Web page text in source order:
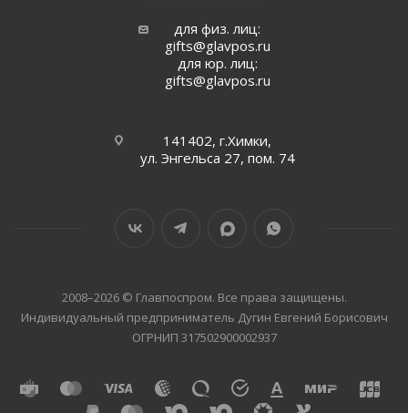
для физ. лиц:
gifts@glavpos.ru
для юр. лиц:
gifts@glavpos.ru
141402, г.Химки,
ул. Энгельса 27, пом. 74
2008–2026 © Главпоспром. Все права защищены.
Индивидуальный предприниматель Дугин Евгений Борисович
ОГРНИП 317502900002937